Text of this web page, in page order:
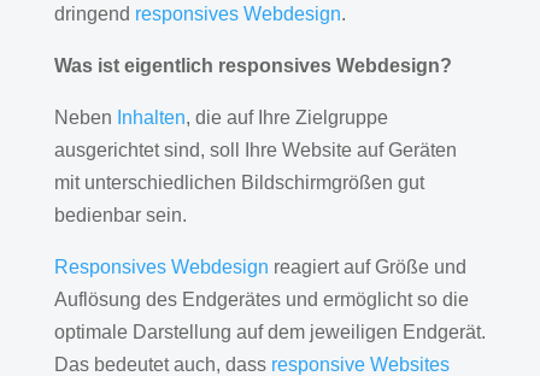
dringend responsives Webdesign.
Was ist eigentlich responsives Webdesign?
Neben Inhalten, die auf Ihre Zielgruppe
ausgerichtet sind, soll Ihre Website auf Geräten
mit unterschiedlichen Bildschirmgrößen gut
bedienbar sein.
Responsives Webdesign reagiert auf Größe und
Auflösung des Endgerätes und ermöglicht so die
optimale Darstellung auf dem jeweiligen Endgerät.
Das bedeutet auch, dass responsive Websites